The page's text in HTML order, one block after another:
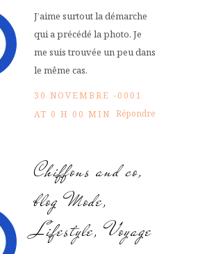
J’aime surtout la démarche
qui a précédé la photo. Je
me suis trouvée un peu dans
le même cas.
30 NOVEMBRE -0001
AT 0 H 00 MIN Répondre
Chiffons and co,
blog Mode,
Lifestyle, Voyage